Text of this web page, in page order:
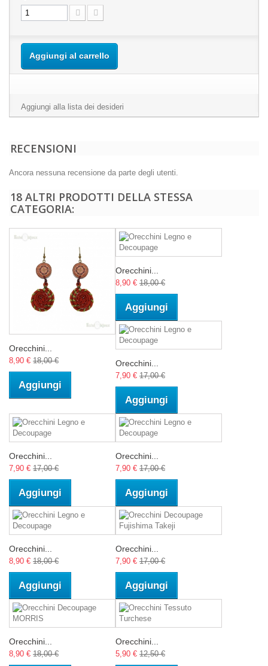
Aggiungi al carrello
Aggiungi alla lista dei desideri
RECENSIONI
Ancora nessuna recensione da parte degli utenti.
18 ALTRI PRODOTTI DELLA STESSA
CATEGORIA:
Orecchini...
8,90 € 18,00 €
Aggiungi
Orecchini...
8,90 € 18,00 €
Aggiungi
Orecchini...
7,90 € 17,00 €
Aggiungi
Orecchini...
7,90 € 17,00 €
Aggiungi
Orecchini...
7,90 € 17,00 €
Aggiungi
Orecchini...
8,90 € 18,00 €
Aggiungi
Orecchini...
7,90 € 17,00 €
Aggiungi
Orecchini...
8,90 € 18,00 €
Orecchini...
5,90 € 12,50 €